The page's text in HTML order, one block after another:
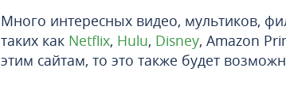
Много интересных видео, мультиков,
таких как Netflix, Hulu, Disney, Amazon
этим сайтам, то это также будет